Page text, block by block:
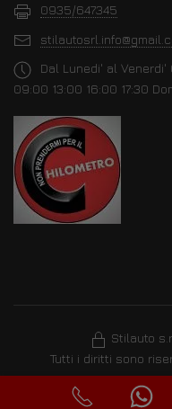
0935/647345
Dal Lunedi' al
09:00 13:00 16:00 17:30
Stilauto
Tutti i diritti sono